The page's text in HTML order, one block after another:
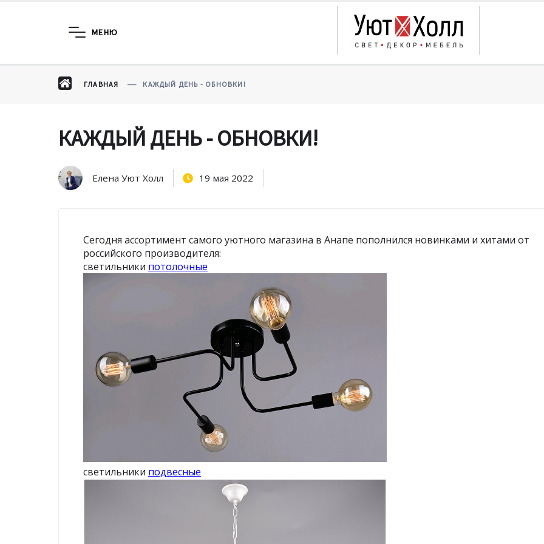
МЕНЮ
ГЛАВНАЯ КАЖДЫЙ ДЕНЬ - ОБНОВКИ!
КАЖДЫЙ ДЕНЬ - ОБНОВКИ!
Елена Уют Холл 19 мая 2022
Сегодня ассортимент самого уютного магазина в Анапе пополнился новинками и хитами от
российского производителя:
светильники потолочные
светильники подвесные